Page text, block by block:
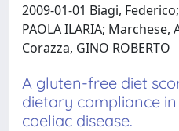
2009-01-01 Biagi,
PAOLA ILARIA; Marchese,
Corazza, GINO ROBERTO
A gluten-free diet
dietary compliance
coeliac disease.